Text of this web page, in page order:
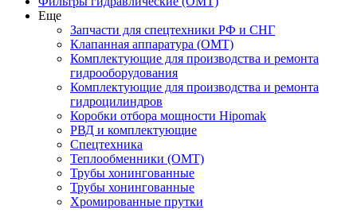
Еще
Запчасти для спецтехники РФ и СНГ
Клапанная аппаратура (OMT)
Комплектующие для производства и ремонта
гидрооборудования
Комплектующие для производства и ремонта
гидроцилиндров
Коробки отбора мощности Hipomak
РВД и комплектующие
Спецтехника
Теплообменники (OMT)
Трубы хонингованные
Трубы хонингованные
Хромированные прутки